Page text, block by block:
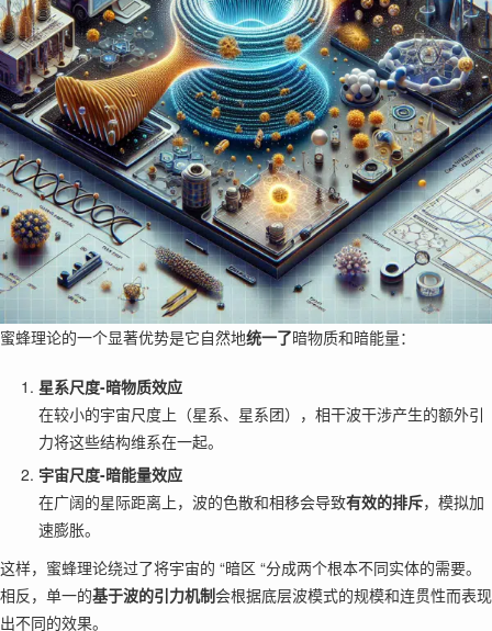
蜜蜂理论的一个显著优势是它自然地统一了暗物质和暗能量：
星系尺度-暗物质效应
在较小的宇宙尺度上（星系、星系团），相干波干涉产生的额外引
力将这些结构维系在一起。
宇宙尺度-暗能量效应
在广阔的星际距离上，波的色散和相移会导致有效的排斥，模拟加
速膨胀。
这样，蜜蜂理论绕过了将宇宙的 “暗区 “分成两个根本不同实体的需要。
相反，单一的基于波的引力机制会根据底层波模式的规模和连贯性而表现
出不同的效果。